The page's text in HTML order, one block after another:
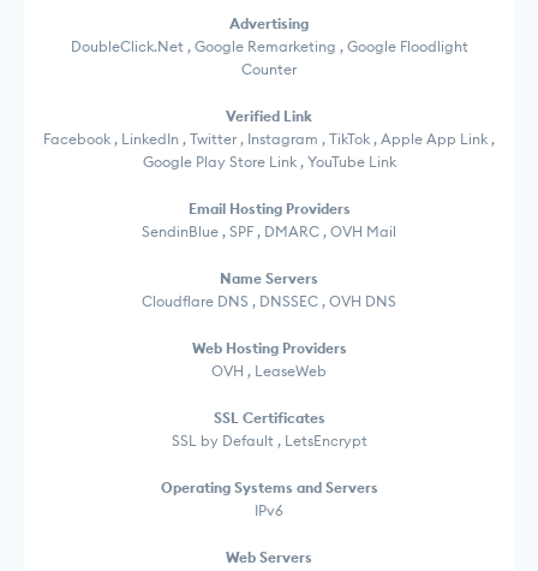
Advertising
DoubleClick.Net , Google Remarketing , Google Floodlight
Counter
Verified Link
Facebook , LinkedIn , Twitter , Instagram , TikTok , Apple App Link ,
Google Play Store Link , YouTube Link
Email Hosting Providers
SendinBlue , SPF , DMARC , OVH Mail
Name Servers
Cloudflare DNS , DNSSEC , OVH DNS
Web Hosting Providers
OVH , LeaseWeb
SSL Certificates
SSL by Default , LetsEncrypt
Operating Systems and Servers
IPv6
Web Servers